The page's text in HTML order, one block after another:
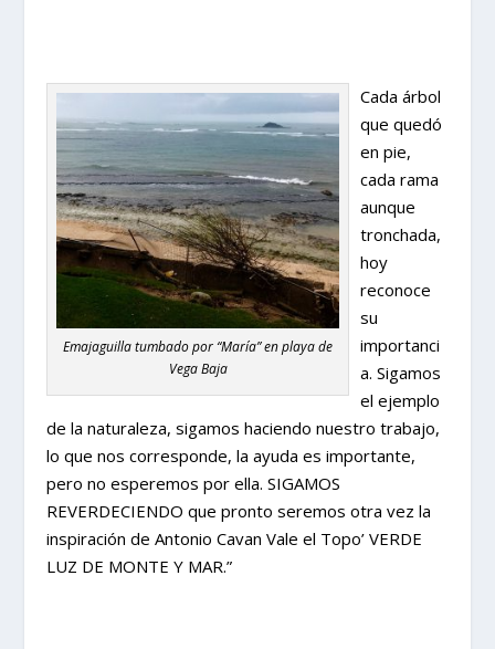
Emajaguilla tumbado por “María” en playa de
Vega Baja
Cada árbol
que quedó
en pie,
cada rama
aunque
tronchada,
hoy
reconoce
su
importanci
a. Sigamos
el ejemplo
de la naturaleza, sigamos haciendo nuestro trabajo,
lo que nos corresponde, la ayuda es importante,
pero no esperemos por ella. SIGAMOS
REVERDECIENDO que pronto seremos otra vez la
inspiración de Antonio Cavan Vale el Topo’ VERDE
LUZ DE MONTE Y MAR.”